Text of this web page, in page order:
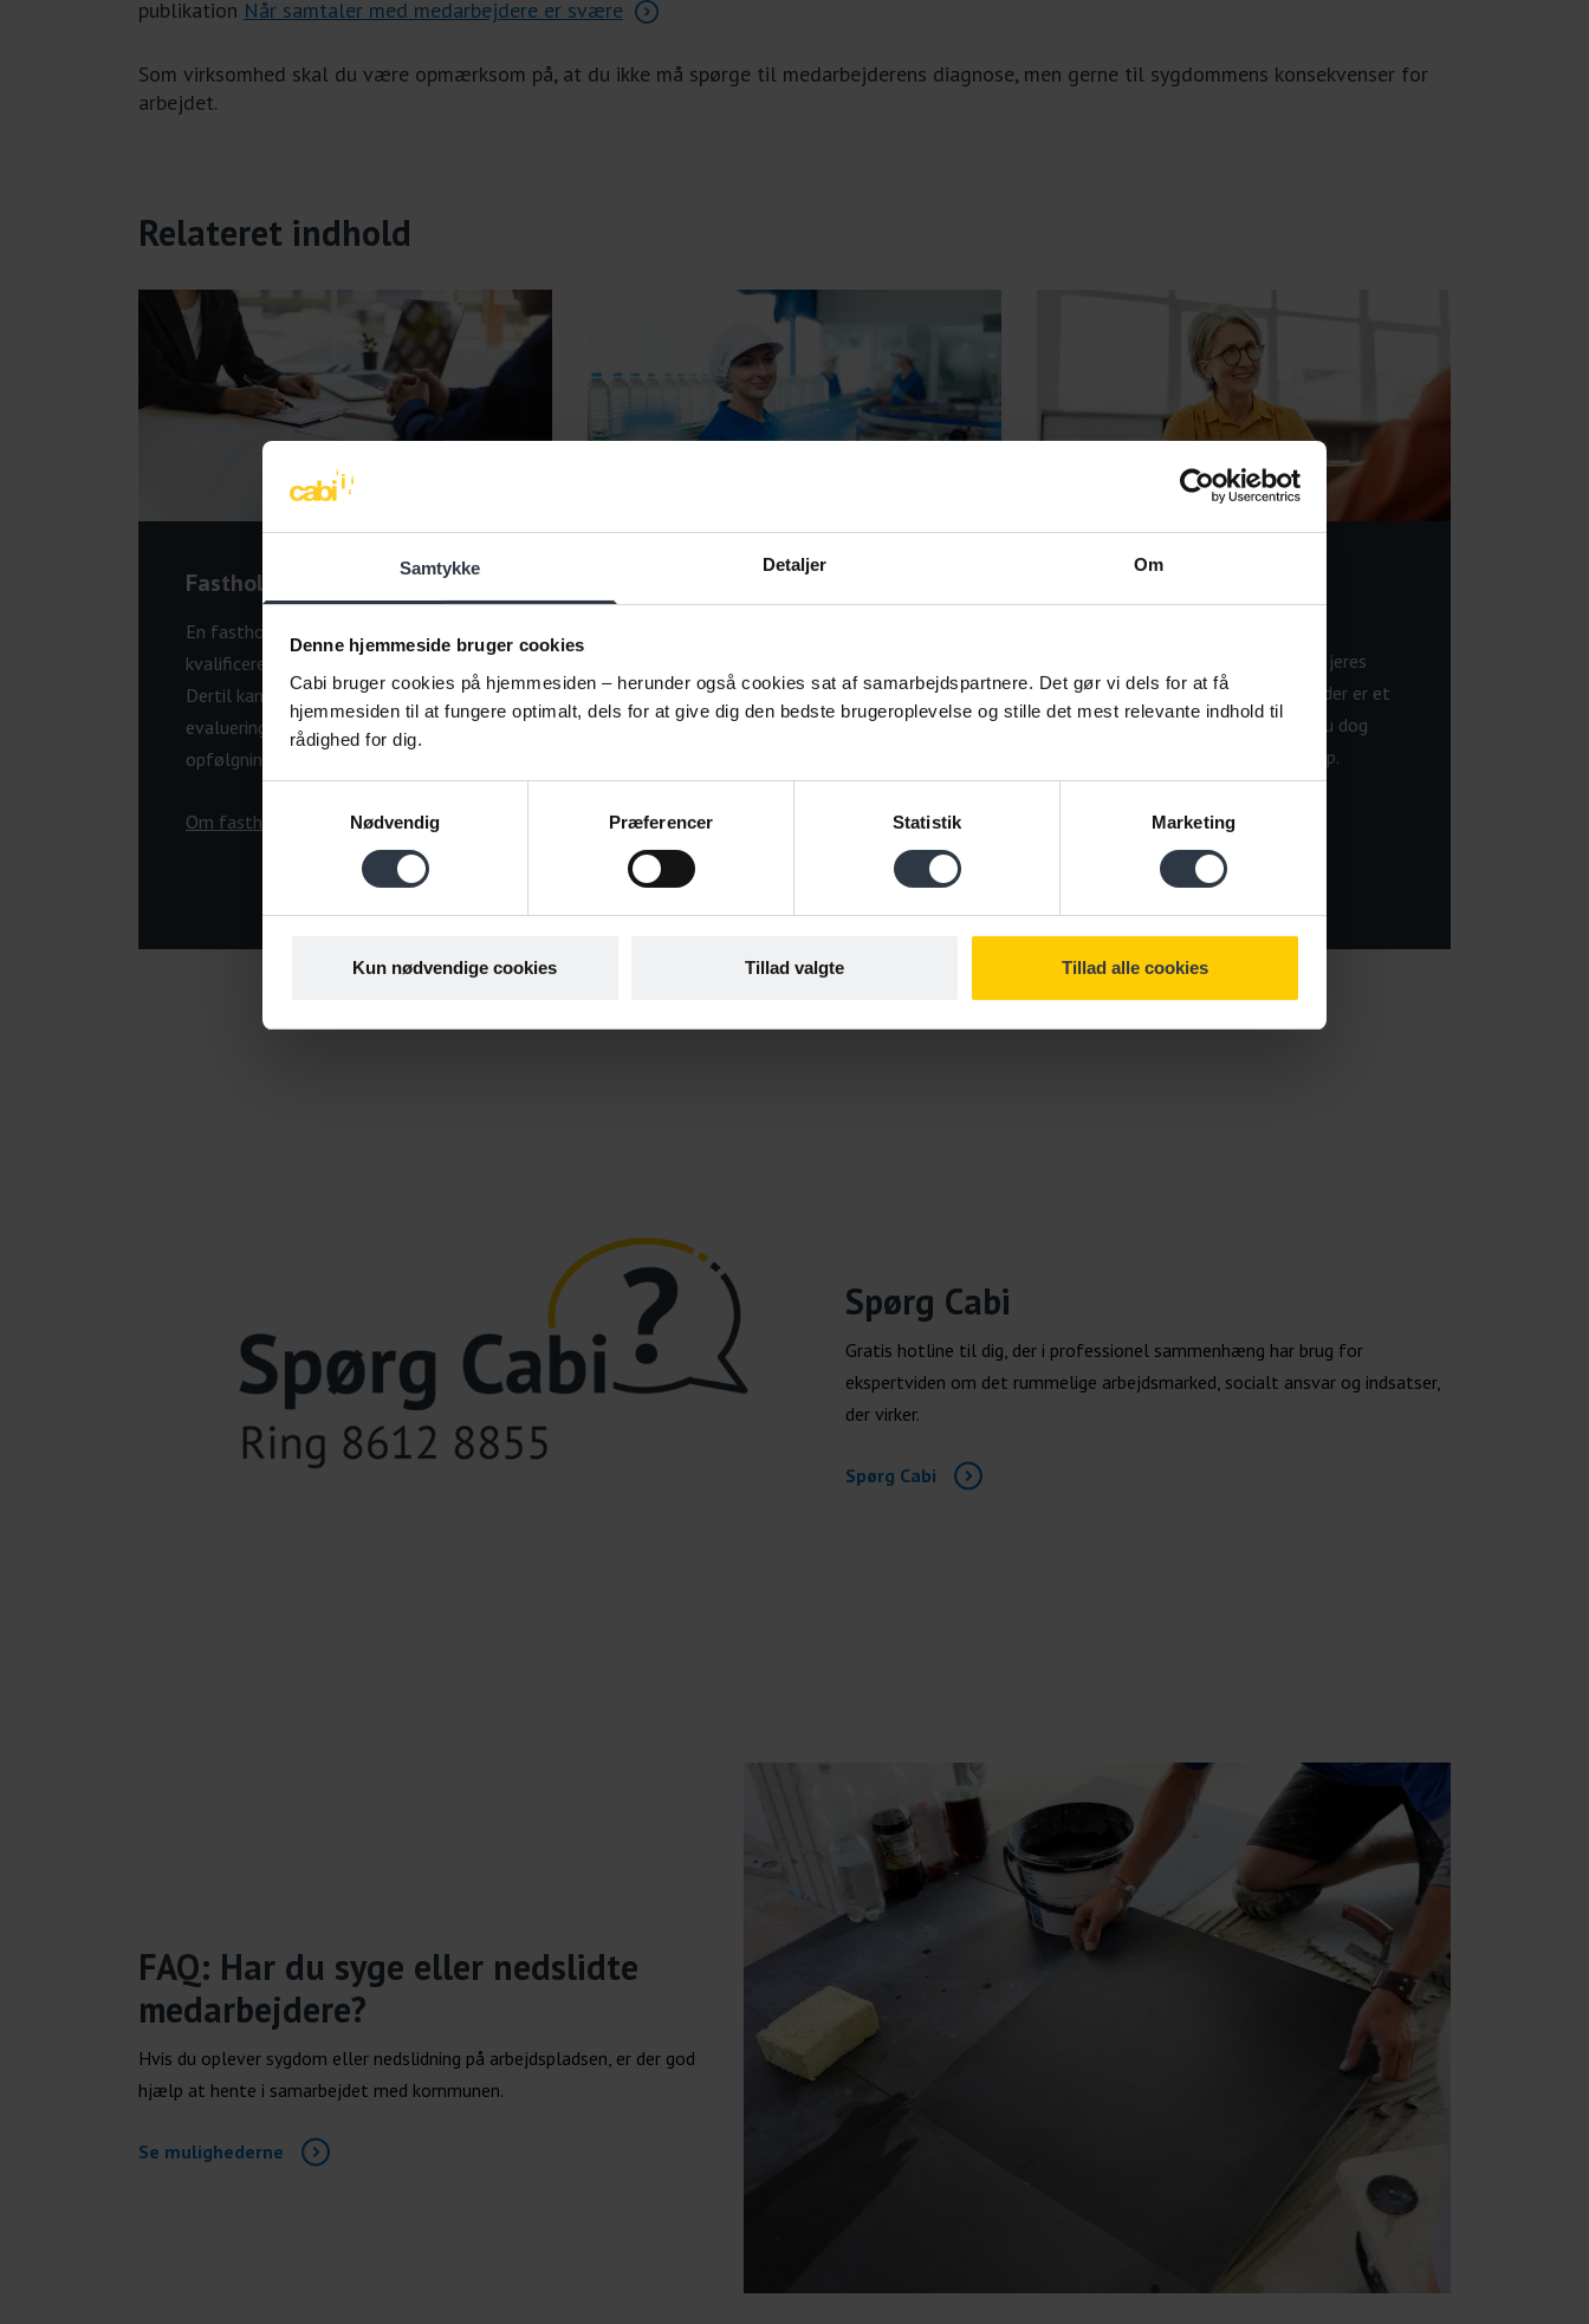
Samtykke Detaljer Om
Denne hjemmeside bruger cookies
Cabi bruger cookies på hjemmesiden – herunder også cookies sat af samarbejdspartnere. Det gør vi dels for at få
hjemmesiden til at fungere optimalt, dels for at give dig den bedste brugeroplevelse og stille det mest relevante indhold til
rådighed for dig.
Nødvendig
Præferencer Statistik Marketing
Kun nødvendige cookies Tillad valgte Tillad alle cookies
publikation Når samtaler med medarbejdere er svære
Som virksomhed skal du være opmærksom på, at du ikke må spørge til medarbejderens diagnose, men gerne til sygdommens konsekvenser for
arbejdet.
Relateret indhold
Fastholdelsesplan
En fastholdelsesplan sikrer en mere
kvalificeret tilbagevenden til arbejdet.
Dertil kan det være et godt
evalueringsværktøj til den løbende
opfølgning på medarbejderens sygdom.
Om fastholdelsesplan
Virksomhedspraktik
medarbejder i praksis og samtidig give
en ledig mulighed for at opbygge
mod ansættelse.
Om virksomhedspraktik
opfølgningssamtaler
Kommunen følger kun op med jeres
sygemeldte medarbejder, hvis der er et
behov. Som arbejdsgiver kan du dog
altid bede kommunen om hjælp.
Om opfølgningssamtaler
Spørg Cabi
Gratis hotline til dig, der i professionel sammenhæng har brug for
ekspertviden om det rummelige arbejdsmarked, socialt ansvar og indsatser,
der virker.
Spørg Cabi
FAQ: Har du syge eller nedslidte
medarbejdere?
Hvis du oplever sygdom eller nedslidning på arbejdspladsen, er der god
hjælp at hente i samarbejdet med kommunen.
Se mulighederne